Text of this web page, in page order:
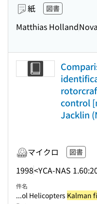
紙 図書
Matthias Holland
control
Jacklin
マイクロ 図書
1998<YCA-NAS
件名
...ol Helicopters Kalman